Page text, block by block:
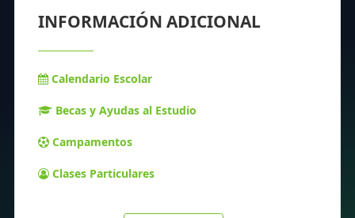
INFORMACIÓN ADICIONAL
Calendario Escolar
Becas y Ayudas al Estudio
Campamentos
Clases Particulares